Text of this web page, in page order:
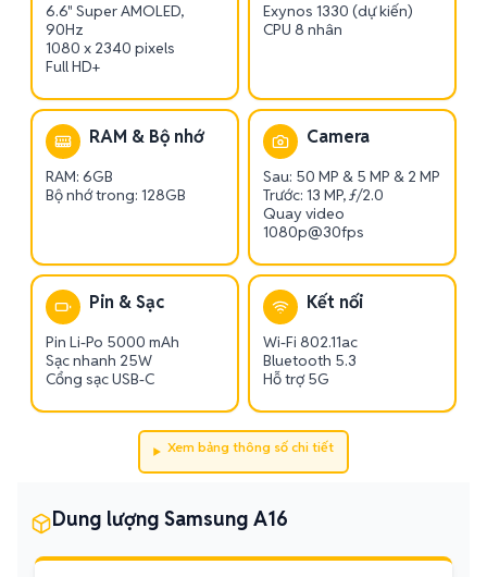
6.6" Super AMOLED,
90Hz
1080 x 2340 pixels
Full HD+
Exynos 1330 (dự kiến)
CPU 8 nhân
RAM & Bộ nhớ
RAM: 6GB
Bộ nhớ trong: 128GB
Camera
Sau: 50 MP & 5 MP & 2 MP
Trước: 13 MP, ƒ/2.0
Quay video
1080p@30fps
Pin & Sạc
Pin Li-Po 5000 mAh
Sạc nhanh 25W
Cổng sạc USB-C
Kết nối
Wi-Fi 802.11ac
Bluetooth 5.3
Hỗ trợ 5G
Xem bảng thông số chi tiết
Dung lượng Samsung A16